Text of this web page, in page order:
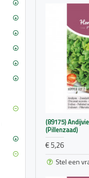
(89175)
(Pillenzaad)
€ 5,26
Stel een